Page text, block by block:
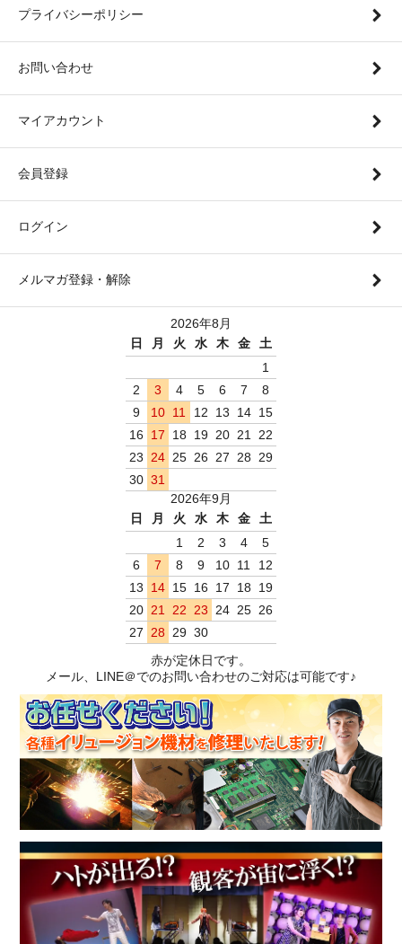
プライバシーポリシー
お問い合わせ
マイアカウント
会員登録
ログイン
メルマガ登録・解除
2026年8月
日
月 火 水 木 金
土
1
2
3 4 5 6 7
8
9
10 11 12 13 14 15
16
17 18 19 20 21
22
23
24 25 26 27 28
29
30 31
2026年9月
日
月 火 水 木 金
土
1
2 3 4
5
6
7 8 9 10 11
12
13
14 15 16 17 18
19
20 21 22 23 24 25 26
27
28 29 30
赤が定休日です。
メール、LINE＠でのお問い合わせのご対応は可能です♪